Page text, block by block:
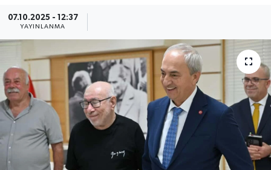
07.10.2025 - 12:37
YAYINLANMA
Güncel
Kültür & Sanat
Magazin
Resmi İlan
Sağlık & Yaşam